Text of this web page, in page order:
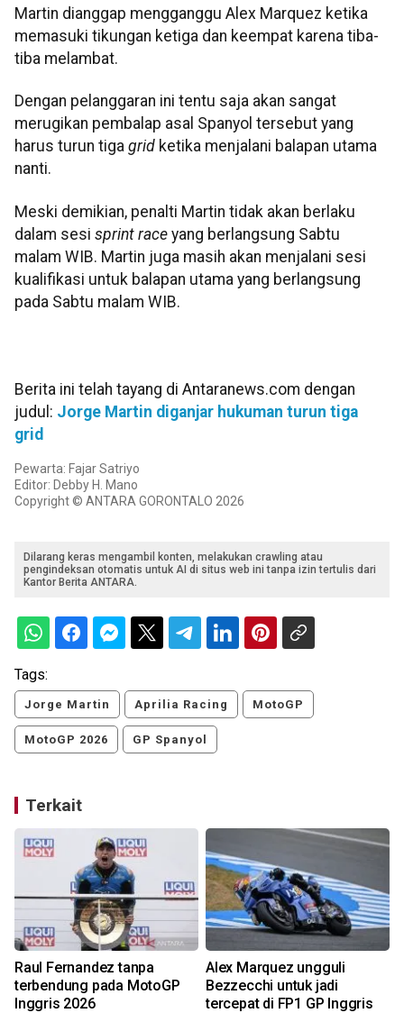
Martin dianggap mengganggu Alex Marquez ketika
memasuki tikungan ketiga dan keempat karena tiba-
tiba melambat.
Dengan pelanggaran ini tentu saja akan sangat
merugikan pembalap asal Spanyol tersebut yang
harus turun tiga grid ketika menjalani balapan utama
nanti.
Meski demikian, penalti Martin tidak akan berlaku
dalam sesi sprint race yang berlangsung Sabtu
malam WIB. Martin juga masih akan menjalani sesi
kualifikasi untuk balapan utama yang berlangsung
pada Sabtu malam WIB.
Berita ini telah tayang di Antaranews.com dengan
judul: Jorge Martin diganjar hukuman turun tiga
grid
Pewarta: Fajar Satriyo
Editor: Debby H. Mano
Copyright © ANTARA GORONTALO 2026
Dilarang keras mengambil konten, melakukan crawling atau
pengindeksan otomatis untuk AI di situs web ini tanpa izin tertulis dari
Kantor Berita ANTARA.
Tags:
Jorge Martin Aprilia Racing MotoGP
MotoGP 2026 GP Spanyol
Terkait
Raul Fernandez tanpa
terbendung pada MotoGP
Inggris 2026
Alex Marquez ungguli
Bezzecchi untuk jadi
tercepat di FP1 GP Inggris